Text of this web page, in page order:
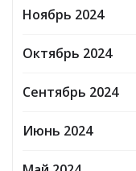
Ноябрь 2024
Октябрь 2024
Сентябрь 2024
Июнь 2024